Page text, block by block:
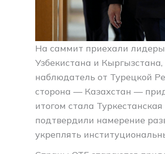
На саммит приехали
Узбекистана и
наблюдатель от Турецкой
сторона — Казахстан —
итогом стала
подтвердили намерение
укреплять